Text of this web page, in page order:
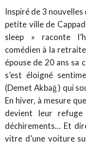
Inspiré de 3
petite ville de
sleep » raconte
comédien à la
épouse de 20 ans sa
s’est éloigné
(Demet Akbağ ) qui
En hiver, à mesure
devient leur
déchirements… Et
vitre d’une voiture